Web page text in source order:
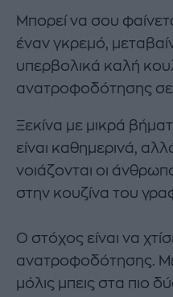
Μπορεί να σου
έναν γκρεμό,
υπερβολικά καλή
ανατροφοδότησης σε
Ξεκίνα με μικρά
είναι καθημερινά,
νοιάζονται οι
στην κουζίνα του
Ο στόχος είναι να
ανατροφοδότησης.
μόλις μπεις στα πιο